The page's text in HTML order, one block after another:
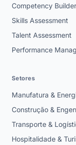
Competency Builder
Skills Assessment
Talent Assessment
Performance
Setores
Manufatura &
Construção &
Transporte &
Hospitalidade &